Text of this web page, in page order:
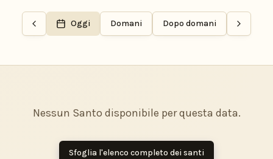
Oggi Domani Dopo domani
Nessun Santo disponibile per questa data.
Sfoglia l'elenco completo dei santi